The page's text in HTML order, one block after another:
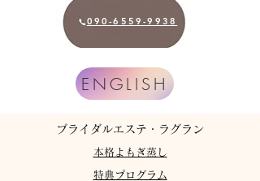
090-6559-9938
ENGLISH
​ブライダルエステ・ラグラン
​本格よもぎ蒸し
特典プログラム